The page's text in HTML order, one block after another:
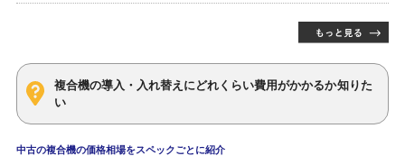
複合機の導入・入れ替えにどれくらい費用がかかるか知りた
い
中古の複合機の価格相場をスペックごとに紹介